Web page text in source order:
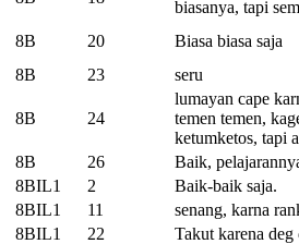
biasanya, tapi
8B 20
Biasa biasa saja
8B 23 seru
8B 24
lumayan cape
temen temen,
ketumketos, tapi
8B 26
Baik,
8BIL1 2
Baik-baik saja.
8BIL1 11
senang, karna
8BIL1 22
Takut karena deg